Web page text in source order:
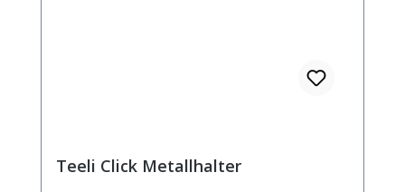
Teeli Click Metallhalter